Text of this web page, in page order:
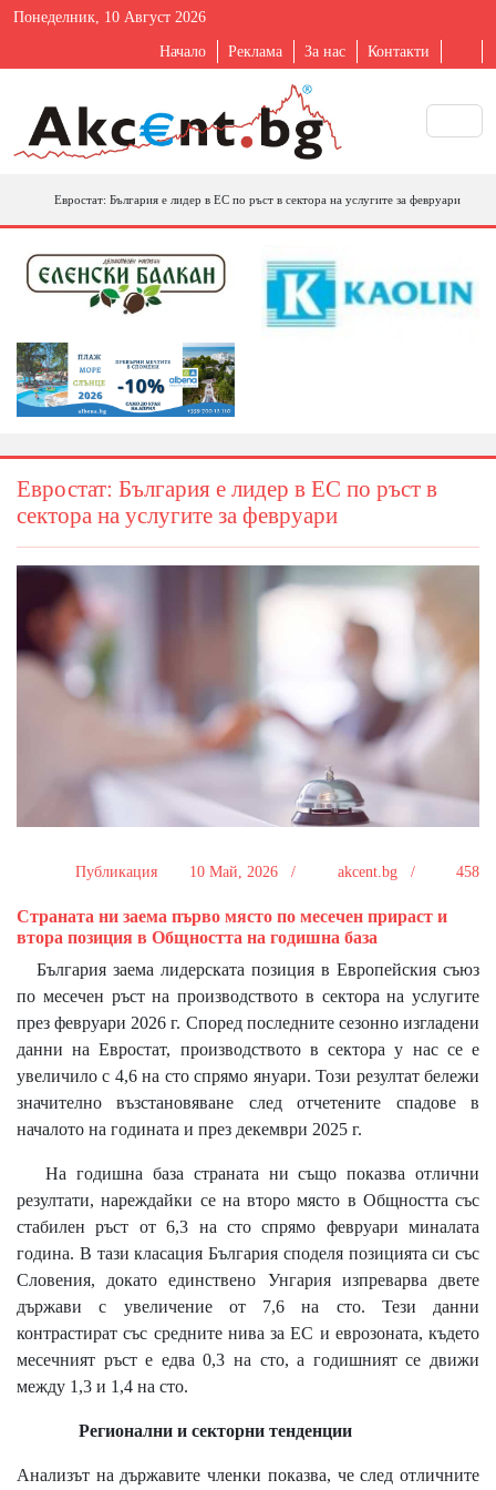
Понеделник, 10 Август 2026
Начало Реклама За нас Контакти
Евростат: България е лидер в ЕС по ръст в сектора на услугите за февруари
Евростат: България е лидер в ЕС по ръст в
сектора на услугите за февруари
Публикация 10 Май, 2026 / akcent.bg / 458
Страната ни заема първо място по месечен прираст и
втора позиция в Общността на годишна база
България заема лидерската позиция в Европейския съюз
по месечен ръст на производството в сектора на услугите
през февруари 2026 г. Според последните сезонно изгладени
данни на Евростат, производството в сектора у нас се е
увеличило с 4,6 на сто спрямо януари. Този резултат бележи
значително възстановяване след отчетените спадове в
началото на годината и през декември 2025 г.
На годишна база страната ни също показва отлични
резултати, нареждайки се на второ място в Общността със
стабилен ръст от 6,3 на сто спрямо февруари миналата
година. В тази класация България споделя позицията си със
Словения, докато единствено Унгария изпреварва двете
държави с увеличение от 7,6 на сто. Тези данни
контрастират със средните нива за ЕС и еврозоната, където
месечният ръст е едва 0,3 на сто, а годишният се движи
между 1,3 и 1,4 на сто.
Регионални и секторни тенденции
Анализът на държавите членки показва, че след отличните